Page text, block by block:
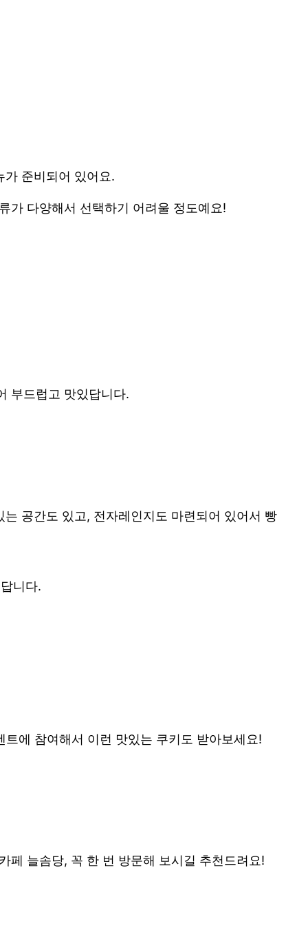
준비되어 있어요.
가 다양해서 선택하기 어려울 정도예요!
부드럽고 맛있답니다.
공간도 있고, 전자레인지도 마련되어 있어서 빵
니다.
에 참여해서 이런 맛있는 쿠키도 받아보세요!
페 늘솜당, 꼭 한 번 방문해 보시길 추천드려요!